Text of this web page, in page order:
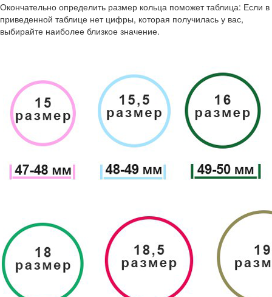
Окончательно определить размер кольца поможет таблица: Если в
приведенной таблице нет цифры, которая получилась у вас,
выбирайте наиболее близкое значение.